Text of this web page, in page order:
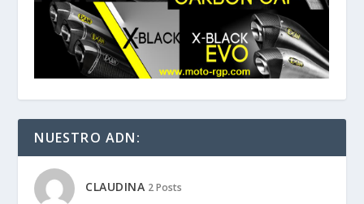
NUESTRO ADN:
CLAUDINA 2 Posts